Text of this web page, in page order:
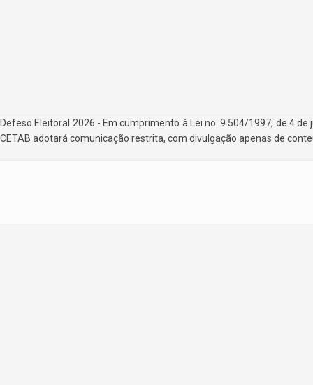
Defeso Eleitoral 2026 - Em cumprimento à Lei no. 9.504/1997, de 4
CETAB adotará comunicação restrita, com divulgação apenas de